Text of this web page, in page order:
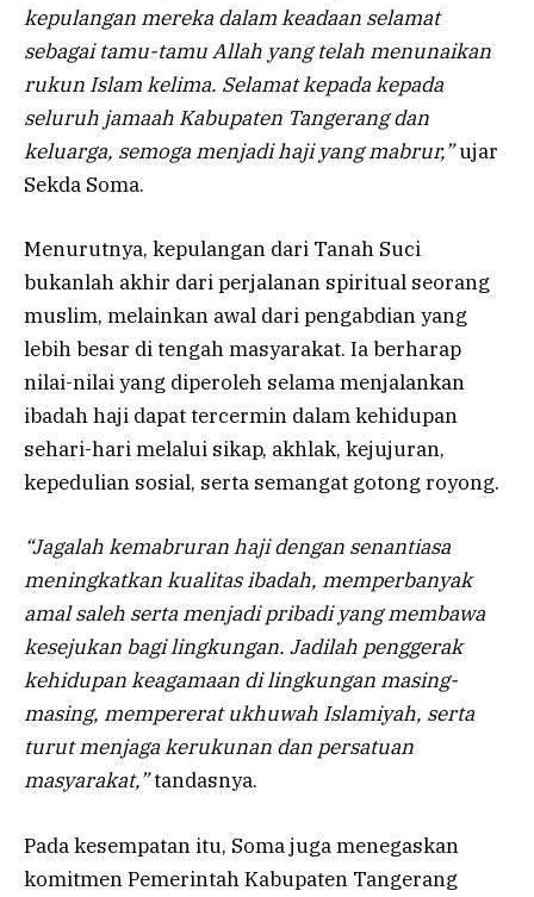
kepulangan mereka dalam keadaan selamat
sebagai tamu-tamu Allah yang telah menunaikan
rukun Islam kelima. Selamat kepada kepada
seluruh jamaah Kabupaten Tangerang dan
keluarga, semoga menjadi haji yang mabrur,”ujar
Sekda Soma.
Menurutnya, kepulangan dari Tanah Suci
bukanlah akhir dari perjalanan spiritual seorang
muslim, melainkan awal dari pengabdian yang
lebih besar di tengah masyarakat. Ia berharap
nilai-nilai yang diperoleh selama menjalankan
ibadah haji dapat tercermin dalam kehidupan
sehari-hari melalui sikap, akhlak, kejujuran,
kepedulian sosial, serta semangat gotong royong.
“Jagalah kemabruran haji dengan senantiasa
meningkatkan kualitas ibadah, memperbanyak
amal saleh serta menjadi pribadi yang membawa
kesejukan bagi lingkungan. Jadilah penggerak
kehidupan keagamaan di lingkungan masing-
masing, mempererat ukhuwah Islamiyah, serta
turut menjaga kerukunan dan persatuan
masyarakat,”tandasnya.
Pada kesempatan itu, Soma juga menegaskan
komitmen Pemerintah Kabupaten Tangerang